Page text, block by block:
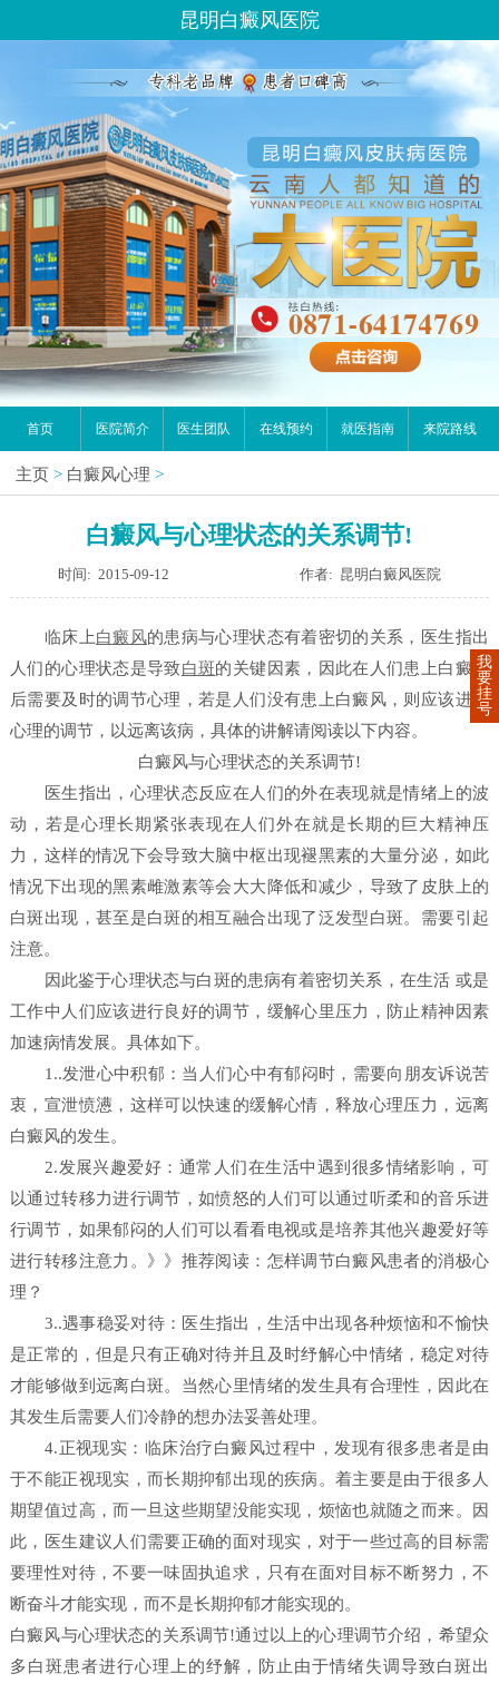
昆明白癜风医院
首页 医院简介 医生团队 在线预约 就医指南 来院路线
主页 > 白癜风心理 >
白癜风与心理状态的关系调节!
时间: 2015-09-12 作者: 昆明白癜风医院
临床上白癜风的患病与心理状态有着密切的关系，医生指出
人们的心理状态是导致白斑的关键因素，因此在人们患上白癜风
后需要及时的调节心理，若是人们没有患上白癜风，则应该进行
心理的调节，以远离该病，具体的讲解请阅读以下内容。
白癜风与心理状态的关系调节!
医生指出，心理状态反应在人们的外在表现就是情绪上的波
动，若是心理长期紧张表现在人们外在就是长期的巨大精神压
力，这样的情况下会导致大脑中枢出现褪黑素的大量分泌，如此
情况下出现的黑素雌激素等会大大降低和减少，导致了皮肤上的
白斑出现，甚至是白斑的相互融合出现了泛发型白斑。需要引起
注意。
因此鉴于心理状态与白斑的患病有着密切关系，在生活 或是
工作中人们应该进行良好的调节，缓解心里压力，防止精神因素
加速病情发展。具体如下。
1..发泄心中积郁：当人们心中有郁闷时，需要向朋友诉说苦
衷，宣泄愤懑，这样可以快速的缓解心情，释放心理压力，远离
白癜风的发生。
2.发展兴趣爱好：通常人们在生活中遇到很多情绪影响，可
以通过转移力进行调节，如愤怒的人们可以通过听柔和的音乐进
行调节，如果郁闷的人们可以看看电视或是培养其他兴趣爱好等
进行转移注意力。》》推荐阅读：怎样调节白癜风患者的消极心
理？
3..遇事稳妥对待：医生指出，生活中出现各种烦恼和不愉快
是正常的，但是只有正确对待并且及时纾解心中情绪，稳定对待
才能够做到远离白斑。当然心里情绪的发生具有合理性，因此在
其发生后需要人们冷静的想办法妥善处理。
4.正视现实：临床治疗白癜风过程中，发现有很多患者是由
于不能正视现实，而长期抑郁出现的疾病。着主要是由于很多人
期望值过高，而一旦这些期望没能实现，烦恼也就随之而来。因
此，医生建议人们需要正确的面对现实，对于一些过高的目标需
要理性对待，不要一味固执追求，只有在面对目标不断努力，不
断奋斗才能实现，而不是长期抑郁才能实现的。
白癜风与心理状态的关系调节!通过以上的心理调节介绍，希望众
多白斑患者进行心理上的纾解，防止由于情绪失调导致白斑出
我
要
挂
号